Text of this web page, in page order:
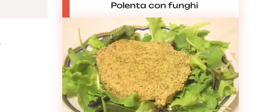
Polenta con funghi